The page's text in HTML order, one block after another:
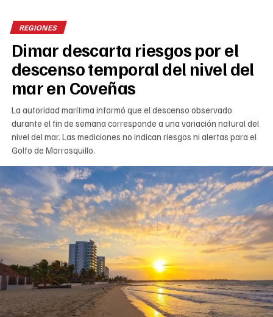
REGIONES
Dimar descarta riesgos por el
descenso temporal del nivel del
mar en Coveñas
La autoridad marítima informó que el descenso observado
durante el fin de semana corresponde a una variación natural del
nivel del mar. Las mediciones no indican riesgos ni alertas para el
Golfo de Morrosquillo.